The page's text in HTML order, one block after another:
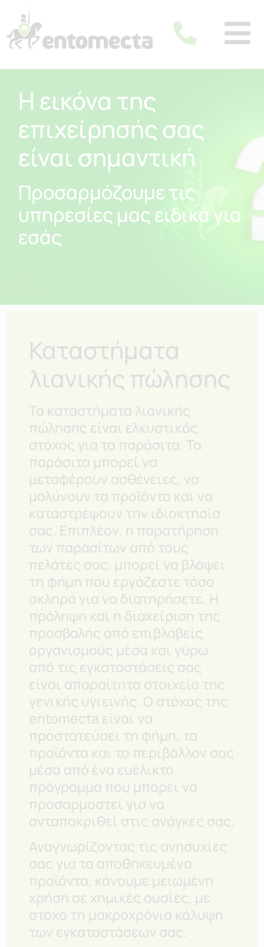
Η εικόνα της
επιχείρησής σας
είναι σημαντική
Προσαρμόζουμε τις
υπηρεσίες μας ειδικά για
εσάς
Καταστήματα
λιανικής πώλησης
Τα καταστήματα λιανικής
πώλησης είναι ελκυστικός
στόχος για τα παράσιτα. Τα
παράσιτα μπορεί να
μεταφέρουν ασθένειες, να
μολύνουν τα προϊόντα και να
καταστρέψουν την ιδιοκτησία
σας. Επιπλέον, η παρατήρηση
των παρασίτων από τους
πελάτες σας, μπορεί να βλάψει
τη φήμη που εργάζεστε τόσο
σκληρά για να διατηρήσετε. Η
πρόληψη και η διαχείριση της
προσβολής από επιβλαβείς
οργανισμούς μέσα και γύρω
από τις εγκαταστάσεις σας
είναι απαραίτητα στοιχεία της
γενικής υγιεινής. Ο στόχος της
entomecta είναι να
προστατεύσει τη φήμη, τα
προϊόντα και το περιβάλλον σας
μέσα από ένα ευέλικτο
πρόγραμμα που μπορεί να
προσαρμοστεί για να
ανταποκριθεί στις ανάγκες σας.
Αναγνωρίζοντας τις ανησυχίες
σας για τα αποθηκευμένα
προϊόντα, κάνουμε μειωμένη
χρήση σε χημικές ουσίες, με
στόχο τη μακροχρόνια κάλυψη
των εγκαταστάσεων σας.